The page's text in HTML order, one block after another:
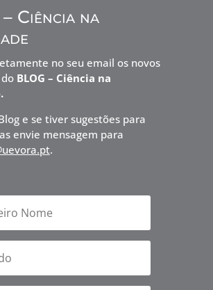
Ciência na
no seu email os novos
BLOG – Ciência na
e se tiver sugestões para
envie mensagem para
.